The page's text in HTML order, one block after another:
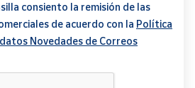
consiento la remisión de las
de acuerdo con la Política
Novedades de Correos